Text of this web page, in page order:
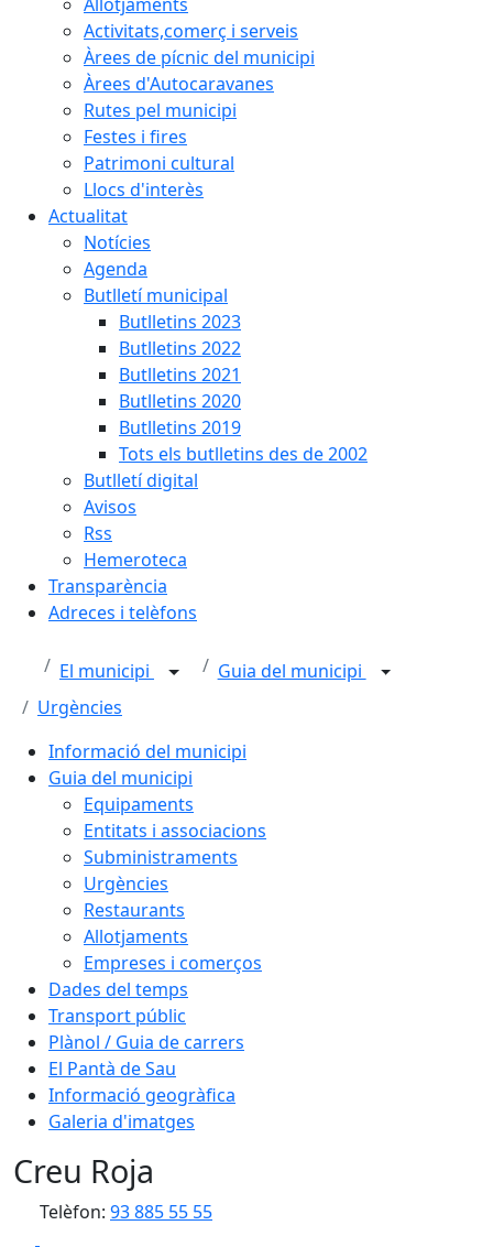
Activitats,comerç i serveis
Àrees de pícnic del municipi
Àrees d'Autocaravanes
Rutes pel municipi
Festes i fires
Patrimoni cultural
Llocs d'interès
Actualitat
Notícies
Agenda
Butlletí municipal
Butlletins 2023
Butlletins 2022
Butlletins 2021
Butlletins 2020
Butlletins 2019
Tots els butlletins des de 2002
Butlletí digital
Avisos
Rss
Hemeroteca
Transparència
Adreces i telèfons
El municipi
Guia del municipi
Urgències
Informació del municipi
Guia del municipi
Equipaments
Entitats i associacions
Subministraments
Urgències
Restaurants
Allotjaments
Empreses i comerços
Dades del temps
Transport públic
Plànol / Guia de carrers
El Pantà de Sau
Informació geogràfica
Galeria d'imatges
Creu Roja
Telèfon: 93 885 55 55